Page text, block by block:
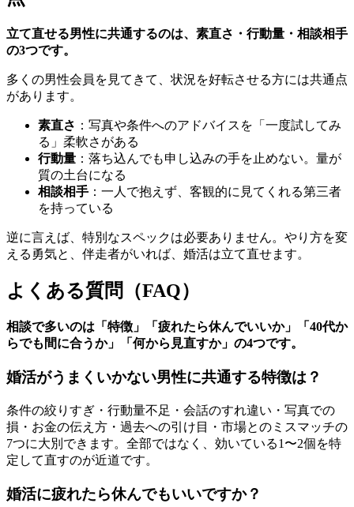
立て直せる男性に共通するのは、素直さ・行動量・相談相手
の3つです。
多くの男性会員を見てきて、状況を好転させる方には共通点
があります。
素直さ ：写真や条件へのアドバイスを「一度試してみ
る」柔軟さがある
行動量 ：落ち込んでも申し込みの手を止めない。量が
質の土台になる
相談相手 ：一人で抱えず、客観的に見てくれる第三者
を持っている
逆に言えば、特別なスペックは必要ありません。やり方を変
える勇気と、伴走者がいれば、婚活は立て直せます。
よくある質問（FAQ）
相談で多いのは「特徴」「疲れたら休んでいいか」「40代か
らでも間に合うか」「何から見直すか」の4つです。
婚活がうまくいかない男性に共通する特徴は？
条件の絞りすぎ・行動量不足・会話のすれ違い・写真での
損・お金の伝え方・過去への引け目・市場とのミスマッチの
7つに大別できます。全部ではなく、効いている1〜2個を特
定して直すのが近道です。
婚活に疲れたら休んでもいいですか？